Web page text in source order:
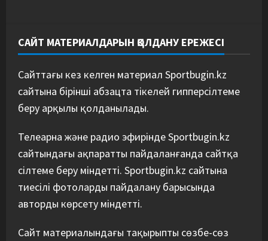
САЙТ МАТЕРИАЛДАРЫН ҚОЛДАНУ ЕРЕЖЕСІ
Сайттағы кез келген материал Sportbugin.kz
сайтына бірінші абзацта тікелей гипперсілтеме
беру арқылы қолданылады.
Телеарна және радио эфирінде Sportbugin.kz
сайтындағы ақпаратты пайдаланғанда сайтқа
сілтеме беру міндетті. Sportbugin.kz сайтына
тиесілі фотоларды пайдалану барысында
авторды көрсету міндетті.
Сайт материалындағы тақырыпты сөзбе-сөз